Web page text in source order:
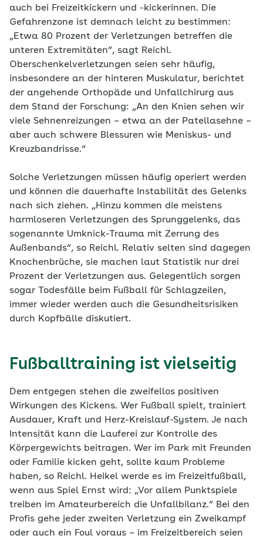
auch bei Freizeitkickern und -kickerinnen. Die
Gefahrenzone ist demnach leicht zu bestimmen:
„Etwa 80 Prozent der Verletzungen betreffen die
unteren Extremitäten“, sagt Reichl.
Oberschenkelverletzungen seien sehr häufig,
insbesondere an der hinteren Muskulatur, berichtet
der angehende Orthopäde und Unfallchirurg aus
dem Stand der Forschung: „An den Knien sehen wir
viele Sehnenreizungen – etwa an der Patellasehne –
aber auch schwere Blessuren wie Meniskus- und
Kreuzbandrisse.“
Solche Verletzungen müssen häufig operiert werden
und können die dauerhafte Instabilität des Gelenks
nach sich ziehen. „Hinzu kommen die meistens
harmloseren Verletzungen des Sprunggelenks, das
sogenannte Umknick-Trauma mit Zerrung des
Außenbands“, so Reichl. Relativ selten sind dagegen
Knochenbrüche, sie machen laut Statistik nur drei
Prozent der Verletzungen aus. Gelegentlich sorgen
sogar Todesfälle beim Fußball für Schlagzeilen,
immer wieder werden auch die Gesundheitsrisiken
durch Kopfbälle diskutiert.
Fußballtraining ist vielseitig
Dem entgegen stehen die zweifellos positiven
Wirkungen des Kickens. Wer Fußball spielt, trainiert
Ausdauer, Kraft und Herz-Kreislauf-System. Je nach
Intensität kann die Lauferei zur Kontrolle des
Körpergewichts beitragen. Wer im Park mit Freunden
oder Familie kicken geht, sollte kaum Probleme
haben, so Reichl. Heikel werde es im Freizeitfußball,
wenn aus Spiel Ernst wird: „Vor allem Punktspiele
treiben im Amateurbereich die Unfallbilanz.“ Bei den
Profis gehe jeder zweiten Verletzung ein Zweikampf
oder auch ein Foul voraus – im Freizeitbereich seien